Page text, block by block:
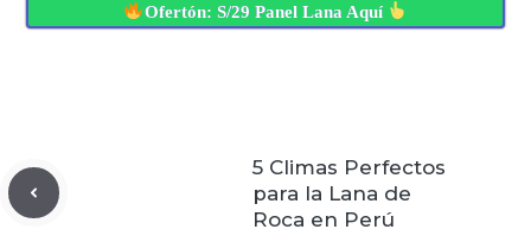
Ofertón: S/29 Panel Lana Aquí
5 Climas Perfectos
para la Lana de
Roca en Perú